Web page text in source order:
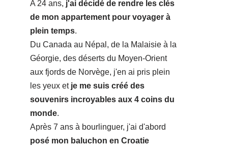
A 24 ans, j'ai décidé de rendre les clés
de mon appartement pour voyager à
plein temps.
Du Canada au Népal, de la Malaisie à la
Géorgie, des déserts du Moyen-Orient
aux fjords de Norvège, j'en ai pris plein
les yeux et je me suis créé des
souvenirs incroyables aux 4 coins du
monde.
Après 7 ans à bourlinguer, j'ai d'abord
posé mon baluchon en Croatie